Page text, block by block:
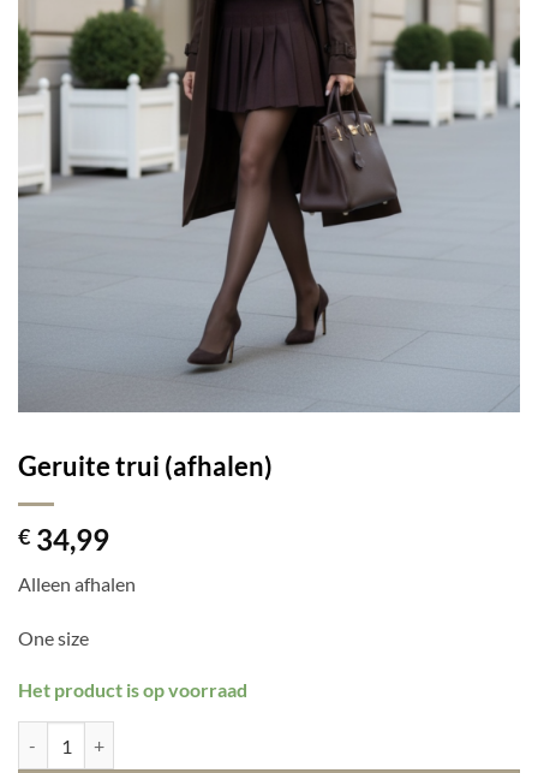
Geruite trui (afhalen)
€ 34,99
Alleen afhalen
One size
Het product is op voorraad